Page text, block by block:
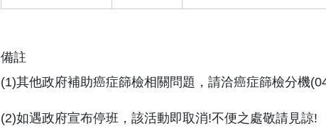
備註
(1)其他政府補助癌症篩檢相關問題，請洽癌症篩檢分機
(2)如遇政府宣布停班，該活動即取消!不便之處敬請見諒!